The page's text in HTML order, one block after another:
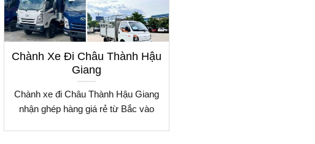
Chành Xe Đi Châu Thành Hậu
Giang
Chành xe đi Châu Thành Hậu Giang
nhận ghép hàng giá rẻ từ Bắc vào